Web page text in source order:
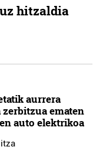
hitzaldia
aurrera
ematen
auto elektrikoa